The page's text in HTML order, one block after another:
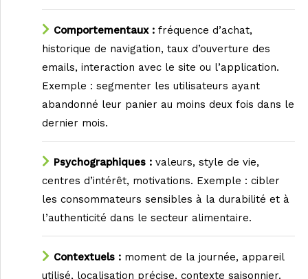
Comportementaux : fréquence d’achat,
historique de navigation, taux d’ouverture des
emails, interaction avec le site ou l’application.
Exemple : segmenter les utilisateurs ayant
abandonné leur panier au moins deux fois dans le
dernier mois.
Psychographiques : valeurs, style de vie,
centres d’intérêt, motivations. Exemple : cibler
les consommateurs sensibles à la durabilité et à
l’authenticité dans le secteur alimentaire.
Contextuels : moment de la journée, appareil
utilisé, localisation précise, contexte saisonnier.